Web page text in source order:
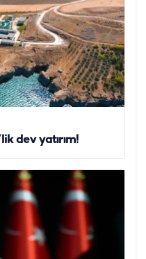
dev yatırım!